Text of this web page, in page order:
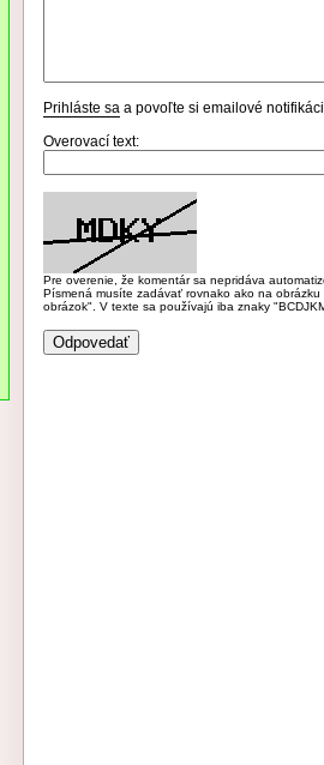
Prihláste sa a povoľte si emailové
Overovací text:
Pre overenie, že komentár sa nepridáva
Písmená musíte zadávať rovnako ako na
obrázok". V texte sa používajú iba znaky